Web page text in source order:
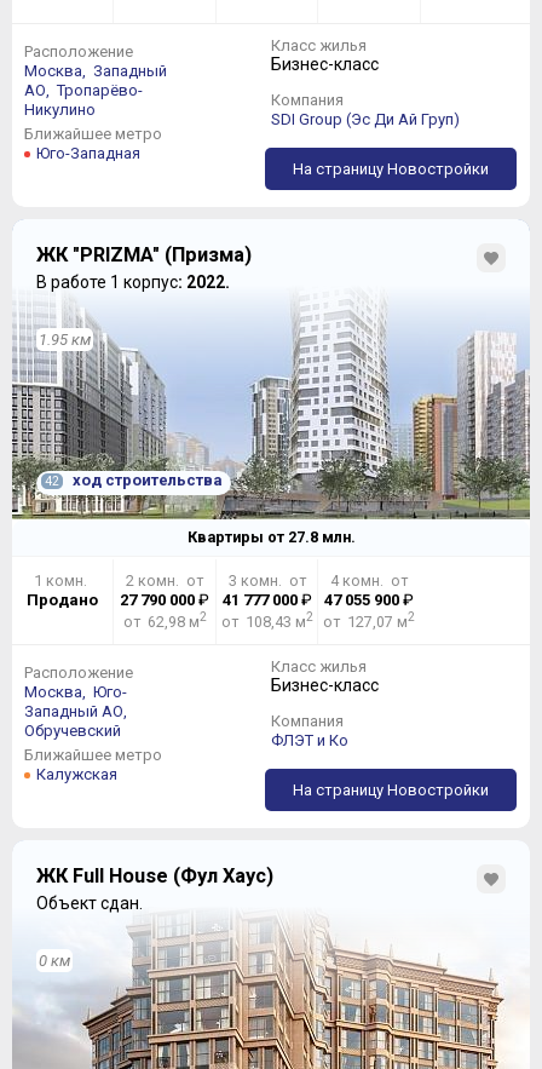
Расположение
Москва,
Западный
АО,
Тропарёво-
Никулино
Ближайшее метро
Юго-Западная
Класс жилья
Бизнес-класс
Компания
SDI Group (Эс Ди Ай Груп)
На страницу Новостройки
ЖК "PRIZMA" (Призма)
В работе 1 корпус: 2022.
1.95 км
42 ход строительства
Квартиры от 27.8млн.
1 комн.
Продано
2 комн. от
27 790 000 ₽
от 62,98 м2
3 комн. от
41 777 000₽
от 108,43 м2
4 комн. от
47 055 900 ₽
от 127,07 м2
Расположение
Москва,
Юго-
Западный АО,
Обручевский
Ближайшее метро
Калужская
Класс жилья
Бизнес-класс
Компания
ФЛЭТ и Ко
На страницу Новостройки
ЖК Full House (Фул Хаус)
Объект сдан.
0 км